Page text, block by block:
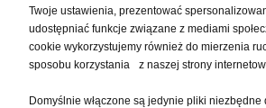
PŁATNOŚCI I
Twoje ustawienia, prezentować
udostępniać funkcje związane z mediami
cookie wykorzystujemy również do mierzenia
sposobu korzystania z naszej strony
Domyślnie włączone są jedynie pliki